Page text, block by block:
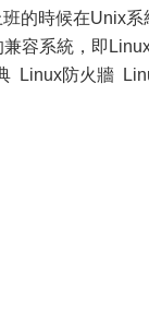
的時候在Unix
容系統，即
Linux防火牆